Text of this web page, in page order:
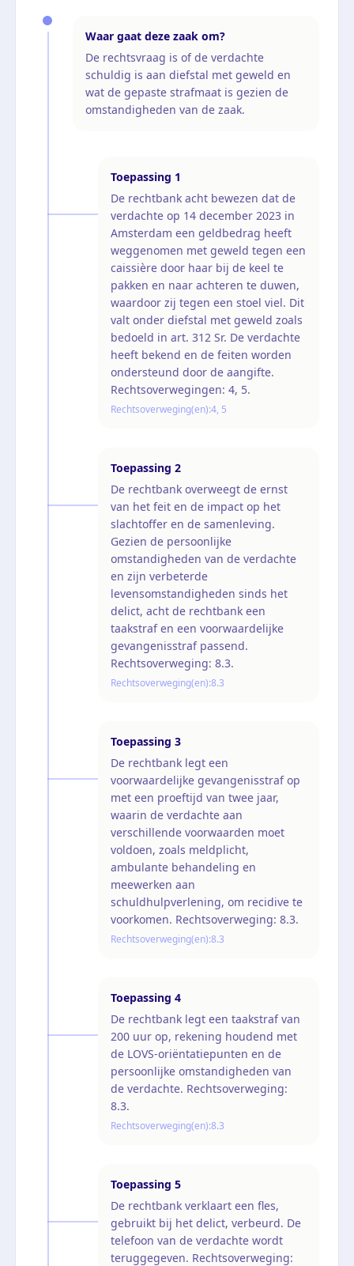
Waar gaat deze zaak om?
De rechtsvraag is of de verdachte
schuldig is aan diefstal met geweld en
wat de gepaste strafmaat is gezien de
omstandigheden van de zaak.
Toepassing 1
De rechtbank acht bewezen dat de
verdachte op 14 december 2023 in
Amsterdam een geldbedrag heeft
weggenomen met geweld tegen een
caissière door haar bij de keel te
pakken en naar achteren te duwen,
waardoor zij tegen een stoel viel. Dit
valt onder diefstal met geweld zoals
bedoeld in art. 312 Sr. De verdachte
heeft bekend en de feiten worden
ondersteund door de aangifte.
Rechtsoverwegingen: 4, 5.
Rechtsoverweging(en):4, 5
Toepassing 2
De rechtbank overweegt de ernst
van het feit en de impact op het
slachtoffer en de samenleving.
Gezien de persoonlijke
omstandigheden van de verdachte
en zijn verbeterde
levensomstandigheden sinds het
delict, acht de rechtbank een
taakstraf en een voorwaardelijke
gevangenisstraf passend.
Rechtsoverweging: 8.3.
Rechtsoverweging(en):8.3
Toepassing 3
De rechtbank legt een
voorwaardelijke gevangenisstraf op
met een proeftijd van twee jaar,
waarin de verdachte aan
verschillende voorwaarden moet
voldoen, zoals meldplicht,
ambulante behandeling en
meewerken aan
schuldhulpverlening, om recidive te
voorkomen. Rechtsoverweging: 8.3.
Rechtsoverweging(en):8.3
Toepassing 4
De rechtbank legt een taakstraf van
200 uur op, rekening houdend met
de LOVS-oriëntatiepunten en de
persoonlijke omstandigheden van
de verdachte. Rechtsoverweging:
8.3.
Rechtsoverweging(en):8.3
Toepassing 5
De rechtbank verklaart een fles,
gebruikt bij het delict, verbeurd. De
telefoon van de verdachte wordt
teruggegeven. Rechtsoverweging: